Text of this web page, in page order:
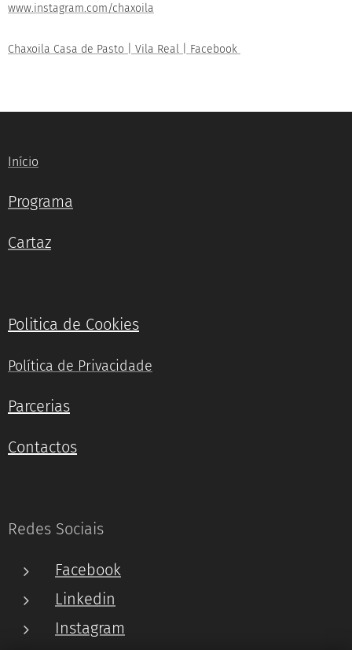
www.instagram.com/chaxoila
Chaxoila Casa de Pasto | Vila Real | Facebook
Início
Programa
Cartaz
Politica de Cookies
Política de Privacidade
Parcerias
Contactos
Redes Sociais
Facebook
Linkedin
Instagram